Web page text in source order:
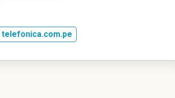
telefonica.com.pe